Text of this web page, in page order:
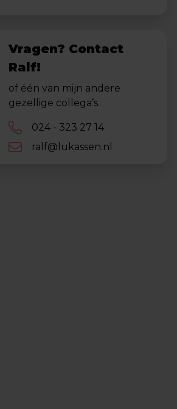
Vragen? Contact
Ralf!
of één van mijn andere
gezellige collega’s.
024 - 323 27 14
ralf@lukassen.nl